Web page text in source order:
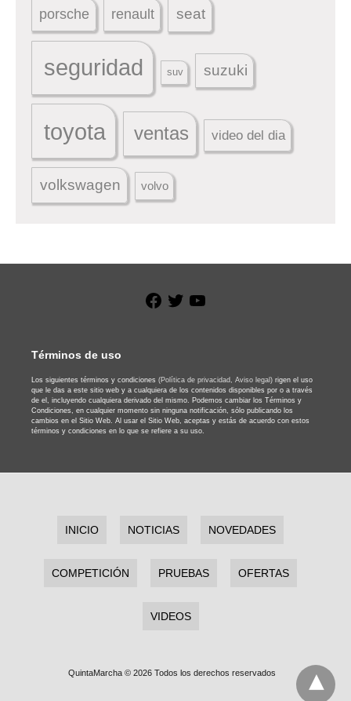
porsche renault seat
seguridad suv suzuki
toyota ventas video del dia
volkswagen volvo
Facebook
Twitter
Términos de uso
Los siguientes términos y condiciones (Política de privacidad, Aviso legal) rigen el uso
que le das a este sitio web y a cualquiera de los contenidos disponibles por o a través
de el, incluyendo cualquiera derivado del mismo. Podemos cambiar los Términos y
Condiciones, en cualquier momento sin ninguna notificación, sólo publicando los
cambios en el Sitio Web. Al usar el Sitio Web, aceptas y estás de acuerdo con estos
términos y condiciones en lo que se refiere a su uso.
INICIO NOTICIAS NOVEDADES
COMPETICIÓN PRUEBAS OFERTAS
VIDEOS
QuintaMarcha © 2026 Todos los derechos reservados